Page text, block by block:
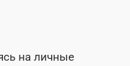
на личные